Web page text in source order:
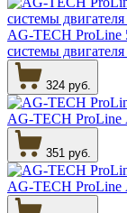
AG-TECH ProLine
системы
324 руб.
AG-TECH ProLine
351 руб.
AG-TECH ProLine